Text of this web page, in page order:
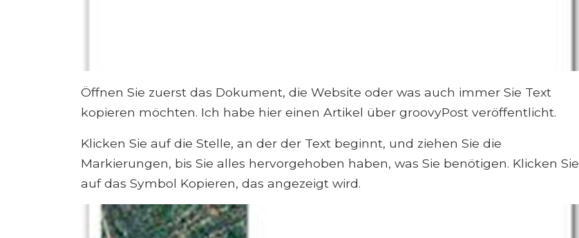
Öffnen Sie zuerst das Dokument, die Website oder was auch immer Sie Text
kopieren möchten. Ich habe hier einen Artikel über groovyPost veröffentlicht.
Klicken Sie auf die Stelle, an der der Text beginnt, und ziehen Sie die
Markierungen, bis Sie alles hervorgehoben haben, was Sie benötigen. Klicken Sie
auf das Symbol Kopieren, das angezeigt wird.